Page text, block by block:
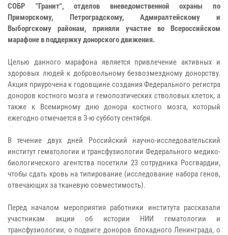
СОБР "Гранит", отделов вневедомственной охраны по
Приморскому, Петроградскому, Адмиралтейскому и
Выборгскому районам, приняли участие во Всероссийском
марафоне в поддержку донорского движения.
Целью данного марафона является привлечение активных и
здоровых людей к добровольному безвозмездному донорству.
Акция приурочена к годовщине создания Федерального регистра
доноров костного мозга и гемопоэтических стволовых клеток, а
также к Всемирному дню донора костного мозга, который
ежегодно отмечается в 3-ю субботу сентября.
В течение двух дней Российский научно-исследовательский
институт гематологии и трансфузиологии Федерального медико-
биологического агентства посетили 23 сотрудника Росгвардии,
чтобы сдать кровь на типирование (исследование набора генов,
отвечающих за тканевую совместимость).
Перед началом мероприятия работники института рассказали
участникам акции об истории НИИ гематологии и
трансфузиологии, о подвиге доноров блокадного Ленинграда, о